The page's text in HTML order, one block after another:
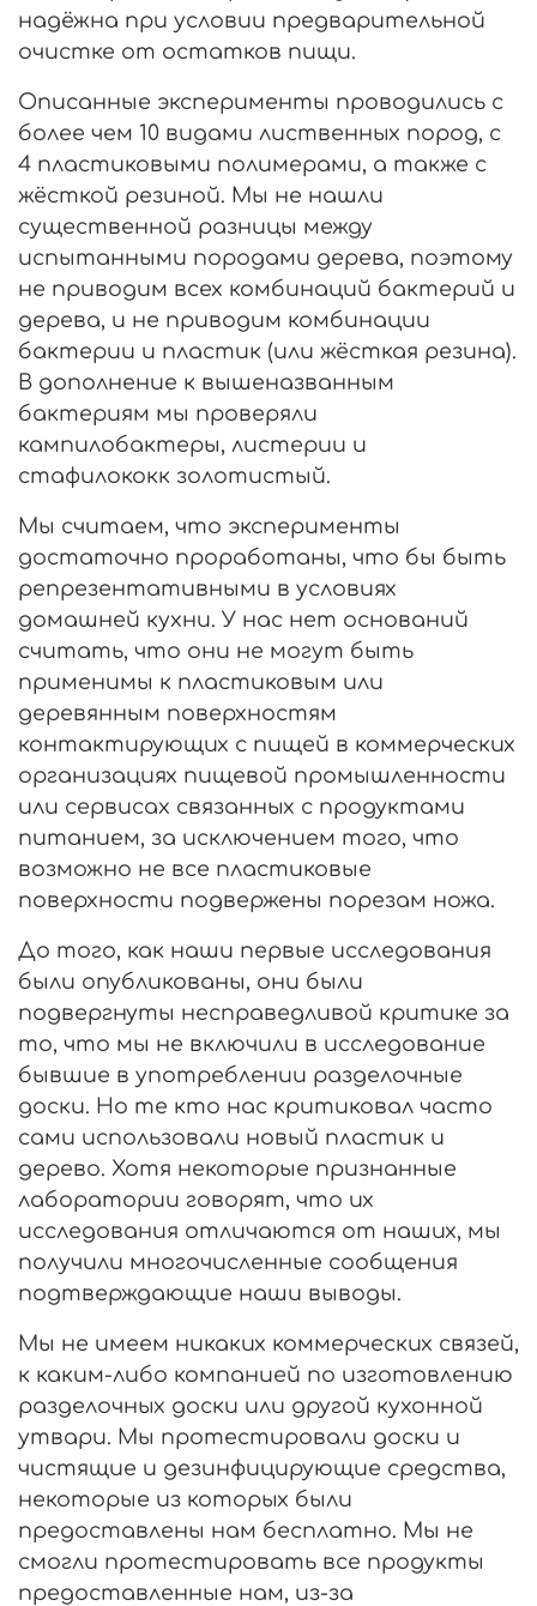
надёжна при условии предварительной
очистке от остатков пищи.
Описанные эксперименты проводились с
более чем 10 видами лиственных пород, с
4 пластиковыми полимерами, а также с
жёсткой резиной. Мы не нашли
существенной разницы между
испытанными породами дерева, поэтому
не приводим всех комбинаций бактерий и
дерева, и не приводим комбинации
бактерии и пластик (или жёсткая резина).
В дополнение к вышеназванным
бактериям мы проверяли
кампилобактеры, листерии и
стафилококк золотистый.
Мы считаем, что эксперименты
достаточно проработаны, что бы быть
репрезентативными в условиях
домашней кухни. У нас нет оснований
считать, что они не могут быть
применимы к пластиковым или
деревянным поверхностям
контактирующих с пищей в коммерческих
организациях пищевой промышленности
или сервисах связанных с продуктами
питанием, за исключением того, что
возможно не все пластиковые
поверхности подвержены порезам ножа.
До того, как наши первые исследования
были опубликованы, они были
подвергнуты несправедливой критике за
то, что мы не включили в исследование
бывшие в употреблении разделочные
доски. Но те кто нас критиковал часто
сами использовали новый пластик и
дерево. Хотя некоторые признанные
лаборатории говорят, что их
исследования отличаются от наших, мы
получили многочисленные сообщения
подтверждающие наши выводы.
Мы не имеем никаких коммерческих связей,
к каким-либо компанией по изготовлению
разделочных доски или другой кухонной
утвари. Мы протестировали доски и
чистящие и дезинфицирующие средства,
некоторые из которых были
предоставлены нам бесплатно. Мы не
смогли протестировать все продукты
предоставленные нам, из-за